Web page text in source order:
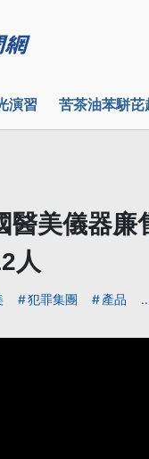
演習 苦茶油苯駢芘
醫美儀器廉
人
犯罪集團 產品